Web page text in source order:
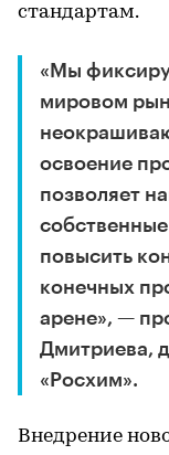
стандартам.
«Мы
мировом
освоение
позволяет
повысить
конечных
арене», —
Дмитриева,
«Росхим».
Внедрение